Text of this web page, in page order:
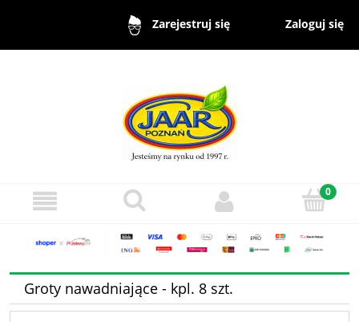
Zarejestruj się Zaloguj się
Groty nawadniające - kpl. 8 szt.